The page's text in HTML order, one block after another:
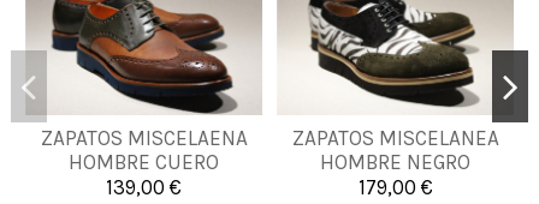
ZAPATOS MISCELAENA
HOMBRE CUERO
139,00 €
38
Añadir al carrito
ZAPATOS MISCELANEA
HOMBRE NEGRO
179,00 €
41
Añadir al carrito